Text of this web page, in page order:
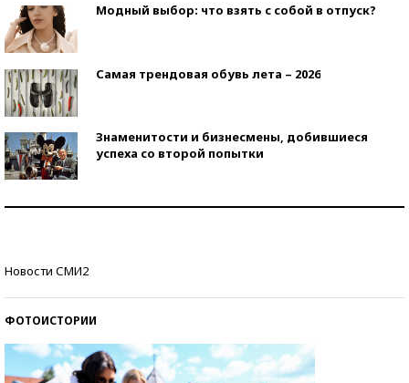
Модный выбор: что взять с собой в отпуск?
Самая трендовая обувь лета – 2026
Знаменитости и бизнесмены, добившиеся
успеха со второй попытки
Новости СМИ2
ФОТОИСТОРИИ